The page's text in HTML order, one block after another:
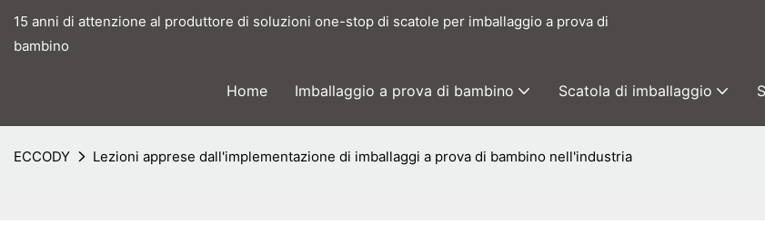
15 anni di attenzione al produttore di soluzioni one-stop di scatole per imballaggio a prova di
bambino
Home Imballaggio a prova di bambino Scatola di imballaggio
ECCODY Lezioni apprese dall'implementazione di imballaggi a prova di bambino nell'industria